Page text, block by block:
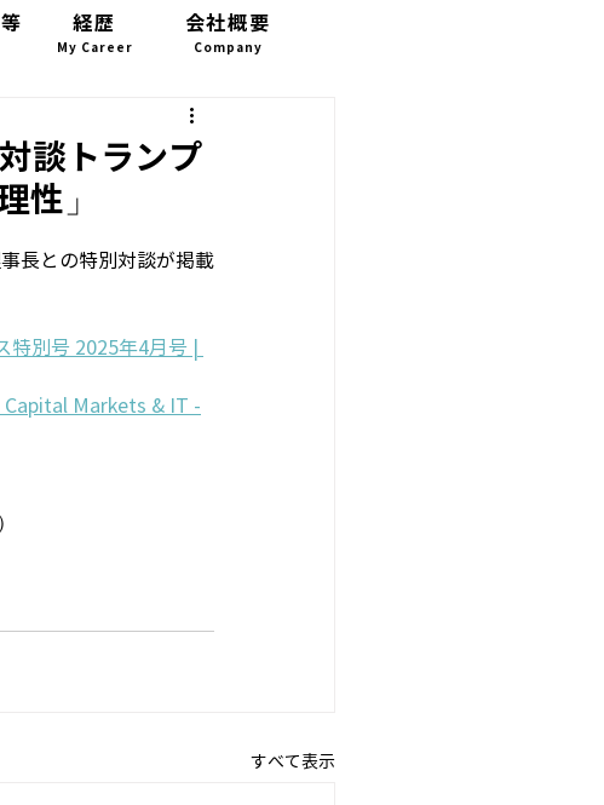
経歴
My Career
会社概要
Company
談トランプ
性」
長との特別対談が掲載
特別号 2025年4月号 |
Markets & IT -
すべて表示